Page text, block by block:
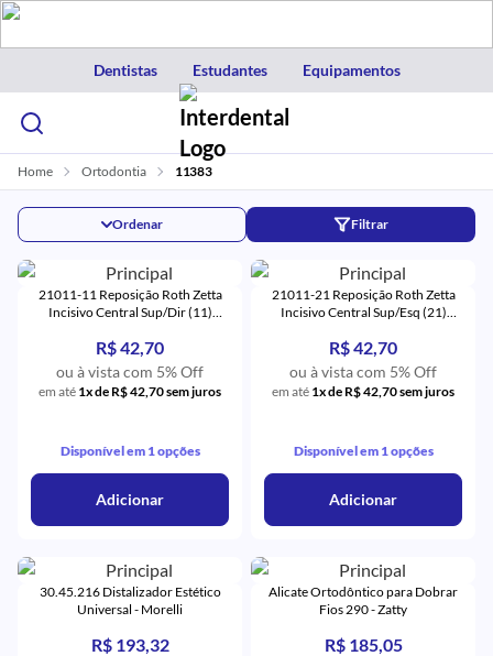
Dentistas Estudantes Equipamentos
Home Ortodontia 11383
Filtrar
Ordenar
21011-11 Reposição Roth Zetta
Incisivo Central Sup/Dir (11)
R$ 42,70
ou à vista com 5% Off
em até 1x de R$ 42,70 sem juros
Disponível em 1 opções
Adicionar
21011-21 Reposição Roth Zetta
Incisivo Central Sup/Esq (21)
R$ 42,70
ou à vista com 5% Off
em até 1x de R$ 42,70 sem juros
Disponível em 1 opções
Adicionar
30.45.216 Distalizador Estético
Universal - Morelli
R$ 193,32
Alicate Ortodôntico para Dobrar
Fios 290 - Zatty
R$ 185,05